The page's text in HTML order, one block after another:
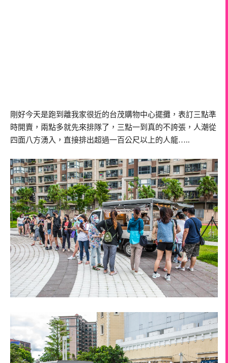
剛好今天是跑到離我家很近的台茂購物中心擺攤，表訂三點準
時開賣，兩點多就先來排隊了，三點一到真的不誇張，人潮從
四面八方湧入，直接排出超過一百公尺以上的人龍…..